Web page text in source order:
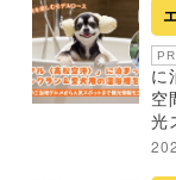
PR
に
空
光